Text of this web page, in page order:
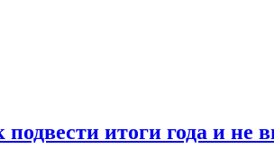
итоги года и не